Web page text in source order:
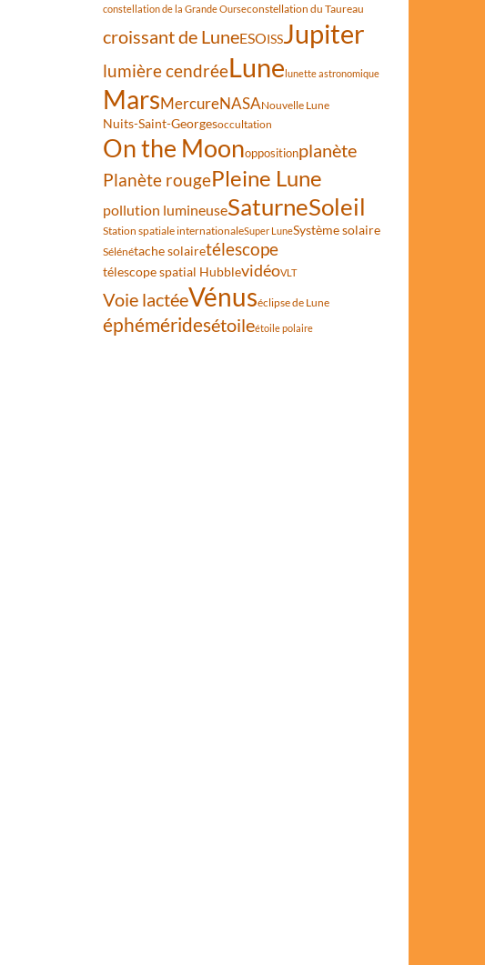
constellation de la Grande Ourseconstellation du Taureau
croissant de LuneESOISSJupiter
lumière cendréeLunelunette astronomique
MarsMercureNASANouvelle Lune
Nuits-Saint-Georgesoccultation
On the Moonoppositionplanète
Planète rougePleine Lune
pollution lumineuseSaturneSoleil
Station spatiale internationaleSuper LuneSystème solaire
Sélénétache solairetélescope
télescope spatial HubblevidéoVLT
Voie lactéeVénuséclipse de Lune
éphéméridesétoileétoile polaire